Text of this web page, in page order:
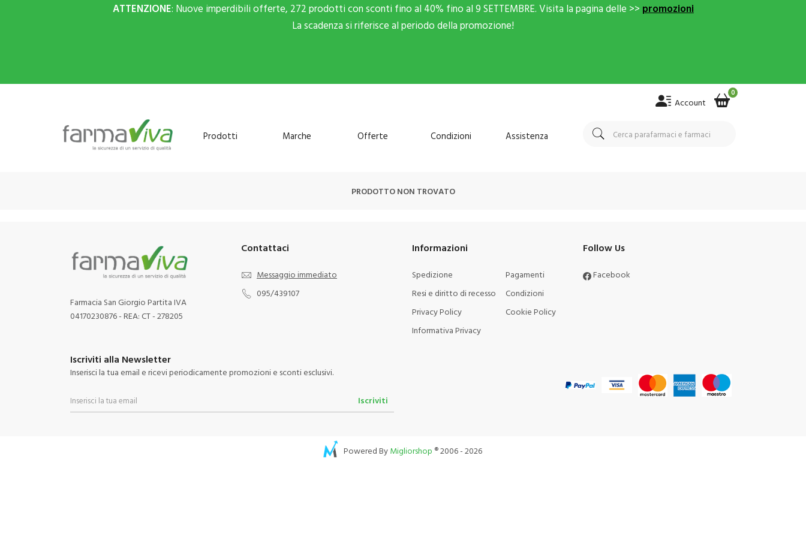
ATTENZIONE: Nuove imperdibili offerte, 272 prodotti con sconti fino al 40% fino al 9 SETTEMBRE. Visita la pagina delle >> promozioni
La scadenza si riferisce al periodo della promozione!
Account
0
Prodotti Marche Offerte Condizioni Assistenza
PRODOTTO NON TROVATO
Farmacia San Giorgio Partita IVA
04170230876 - REA: CT - 278205
Contattaci
Messaggio immediato
095/439107
Informazioni
Spedizione
Pagamenti
Resi e diritto di recesso
Condizioni
Privacy Policy
Cookie Policy
Informativa Privacy
Follow Us
Facebook
Iscriviti alla Newsletter
Inserisci la tua email e ricevi periodicamente promozioni e sconti esclusivi.
Iscriviti
Powered ByMigliorshop ® 2006 - 2026